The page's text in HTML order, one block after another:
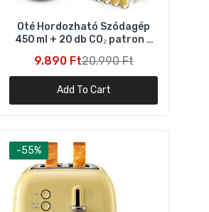
– 7
Oté Hordozható Szódagép
450 ml + 20 db CO₂ patron –
9.890 Ft20.990 Ft
Add To Cart
-55%